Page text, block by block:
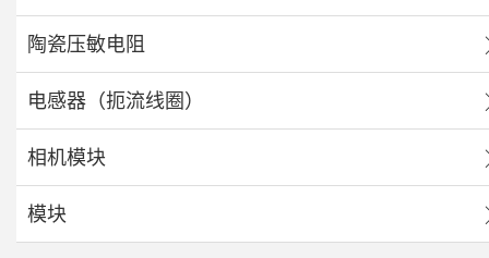
陶瓷压敏电阻
电感器（扼流线圈）
相机模块
模块